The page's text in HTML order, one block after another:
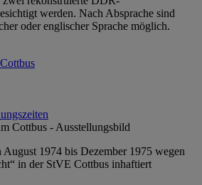
werden. Nach Absprache sind
oder englischer Sprache möglich.
1974 bis Dezember 1975 wegen
in der StVE Cottbus inhaftiert